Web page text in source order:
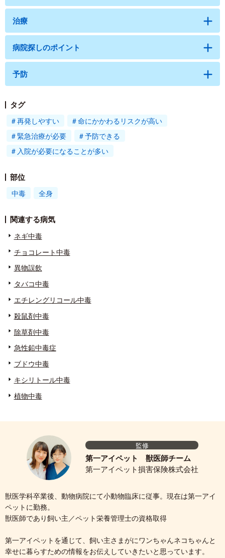
治療
病院探しのポイント
予防
タグ
再発しやすい
命にかかわるリスクが高い
緊急治療が必要
予防できる
入院が必要になることが多い
部位
中毒 全身
関連する病気
ネギ中毒
チョコレート中毒
異物誤飲
タバコ中毒
エチレングリコール中毒
殺鼠剤中毒
除草剤中毒
急性鉛中毒症
ブドウ中毒
キシリトール中毒
植物中毒
監修
第一アイペット 獣医師チーム
第一アイペット損害保険株式会社
獣医学科卒業後、動物病院にて小動物臨床に従事。現在は第一アイ
ペットに勤務。
獣医師であり飼い主／ペット栄養管理士の資格取得
第一アイペットを通じて、飼い主さまがにワンちゃんネコちゃんと
幸せに暮らすための情報をお伝えしていきたいと思っています。